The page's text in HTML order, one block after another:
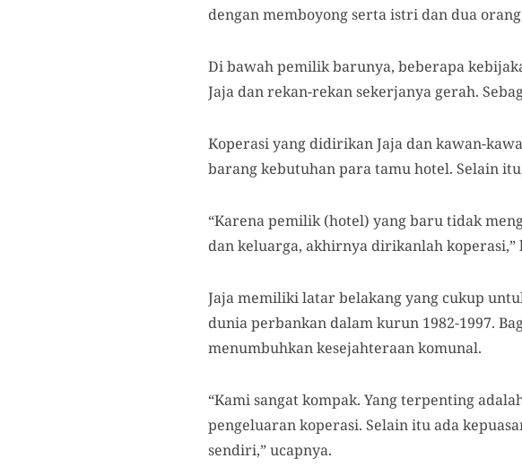
dengan memboyong serta istri dan dua
Di bawah pemilik barunya, beberapa
Jaja dan rekan-rekan sekerjanya gerah.
Koperasi yang didirikan Jaja dan kawan-
barang kebutuhan para tamu hotel. Selain
“Karena pemilik (hotel) yang baru tidak
dan keluarga, akhirnya dirikanlah koperasi,”
Jaja memiliki latar belakang yang cukup
dunia perbankan dalam kurun 1982-1997.
menumbuhkan kesejahteraan komunal.
“Kami sangat kompak. Yang terpenting
pengeluaran koperasi. Selain itu ada
sendiri,” ucapnya.